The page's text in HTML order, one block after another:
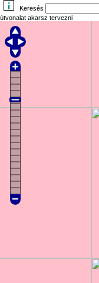
Keresés
útvonalat akarsz tervezni